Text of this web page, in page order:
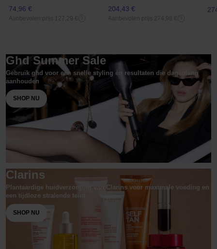
74,96 €
Aanbevolen prijs 127,29 €
204,43 €
Aanbevolen prijs 274,98 €
Ghd Summer Sale
Gebruik ghd voor een snelle styling en resultaten die dagenlang
aanhouden
SHOP NU
Clarins
Plantaardige huidverzorging van Clarins voor maximale voeding en
een tijdloze stralende teint
SHOP NU